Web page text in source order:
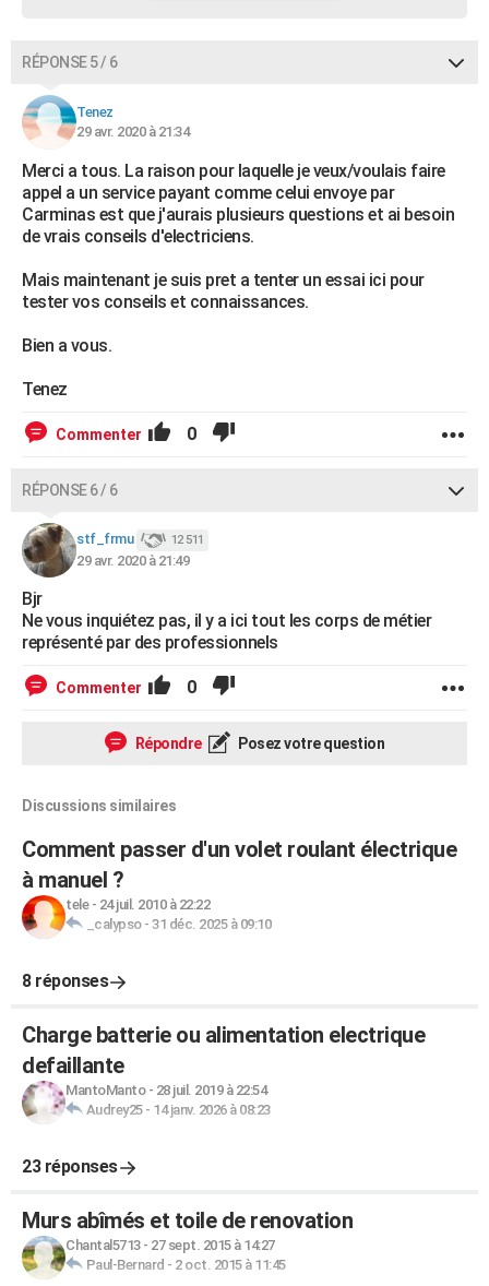
RÉPONSE 5 / 6
Tenez
29 avr. 2020 à 21:34
Merci a tous. La raison pour laquelle je veux/voulais faire
appel a un service payant comme celui envoye par
Carminas est que j'aurais plusieurs questions et ai besoin
de vrais conseils d'electriciens.
Mais maintenant je suis pret a tenter un essai ici pour
tester vos conseils et connaissances.
Bien a vous.
Tenez
Commenter 0
RÉPONSE 6 / 6
stf_frmu 12 511
29 avr. 2020 à 21:49
Bjr
Ne vous inquiétez pas, il y a ici tout les corps de métier
représenté par des professionnels
Commenter 0
Répondre Posez votre question
Discussions similaires
Comment passer d'un volet roulant électrique
à manuel ?
tele- 24 juil. 2010 à 22:22
_calypso- 31 déc. 2025 à 09:10
8 réponses
Charge batterie ou alimentation electrique
defaillante
MantoManto- 28 juil. 2019 à 22:54
Audrey25- 14 janv. 2026 à 08:23
23 réponses
Murs abîmés et toile de renovation
Chantal5713- 27 sept. 2015 à 14:27
Paul-Bernard - 2 oct. 2015 à 11:45